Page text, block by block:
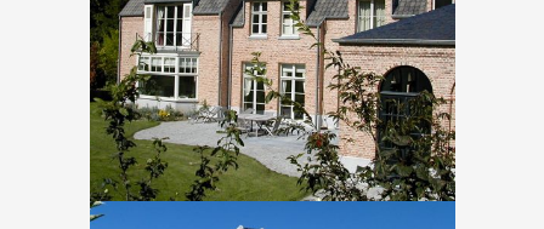
Sint genesius rode – Golf
InNieuwbouw